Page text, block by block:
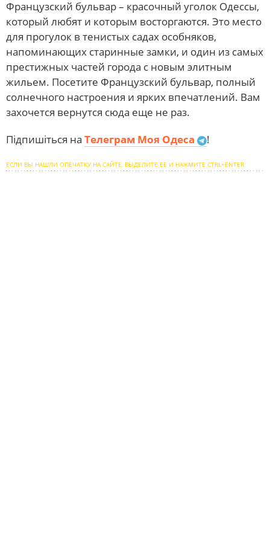
Французский бульвар – красочный уголок Одессы,
который любят и которым восторгаются. Это место
для прогулок в тенистых садах особняков,
напоминающих старинные замки, и один из самых
престижных частей города с новым элитным
жильем. Посетите Французский бульвар, полный
солнечного настроения и ярких впечатлений. Вам
захочется вернутся сюда еще не раз.
Підпишіться на Телеграм Моя Одеса !
ЕСЛИ ВЫ НАШЛИ ОПЕЧАТКУ НА САЙТЕ, ВЫДЕЛИТЕ ЕЕ И НАЖМИТЕ CTRL+ENTER